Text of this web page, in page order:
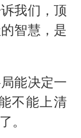
我们，顶
智慧，是
能决定一
不能上清
。